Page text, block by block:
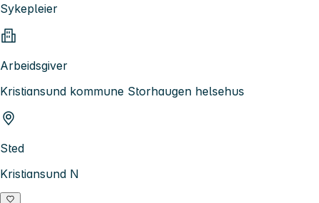
Sykepleier
Arbeidsgiver
Kristiansund kommune Storhaugen helsehus
Sted
Kristiansund N